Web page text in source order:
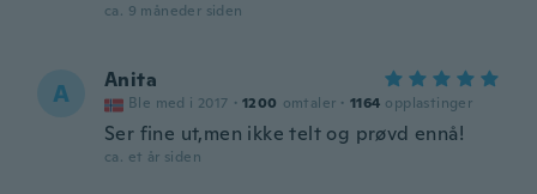
ca. 9 måneder siden
A Anita
Ble med i 2017 · 1200 omtaler · 1164 opplastinger
Ser fine ut,men ikke telt og prøvd ennå!
ca. et år siden